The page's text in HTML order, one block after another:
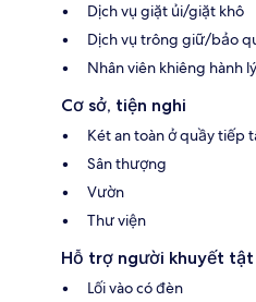
Dịch vụ giặt ủi/giặt khô
Dịch vụ trông giữ/bảo
Nhân viên khiêng hành
Cơ sở, tiện nghi
Két an toàn ở quầy tiếp
Sân thượng
Vườn
Thư viện
Hỗ trợ người khuyết tật
Lối vào có đèn